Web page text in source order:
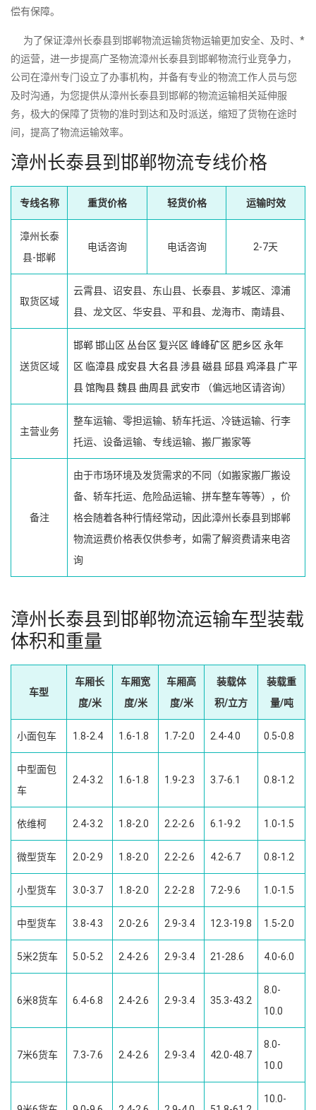
偿有保障。
为了保证漳州长泰县到邯郸物流运输货物运输更加安全、及时、*
的运营，进一步提高广圣物流漳州长泰县到邯郸物流行业竞争力，
公司在漳州专门设立了办事机构，并备有专业的物流工作人员与您
及时沟通，为您提供从漳州长泰县到邯郸的物流运输相关延伸服
务，极大的保障了货物的准时到达和及时派送，缩短了货物在途时
间，提高了物流运输效率。
漳州长泰县到邯郸物流专线价格
专线名称 重货价格 轻货价格 运输时效
漳州长泰
县-邯郸
电话咨询 电话咨询 2-7天
取货区域
云霄县、诏安县、东山县、长泰县、芗城区、漳浦
县、龙文区、华安县、平和县、龙海市、南靖县、
送货区域
邯郸邯山区 丛台区 复兴区 峰峰矿区 肥乡区 永年
区 临漳县 成安县大名县涉县磁县 邱县鸡泽县 广平
县馆陶县魏县 曲周县武安市 （偏远地区请咨询）
主营业务
整车运输、零担运输、轿车托运、冷链运输、行李
托运、设备运输、专线运输、搬厂搬家等
备注
由于市场环境及发货需求的不同（如搬家搬厂搬设
备、轿车托运、危险品运输、拼车整车等等），价
格会随着各种行情经常动，因此漳州长泰县到邯郸
物流运费价格表仅供参考，如需了解资费请来电咨
询
漳州长泰县到邯郸物流运输车型装载
体积和重量
车型
车厢长
度/米
车厢宽
度/米
车厢高
度/米
装载体
积/立方
装载重
量/吨
小面包车 1.8-2.4 1.6-1.8 1.7-2.0 2.4-4.0 0.5-0.8
中型面包
车
2.4-3.2 1.6-1.8 1.9-2.3 3.7-6.1 0.8-1.2
依维柯 2.4-3.2 1.8-2.0 2.2-2.6 6.1-9.2 1.0-1.5
微型货车 2.0-2.9 1.8-2.0 2.2-2.6 4.2-6.7 0.8-1.2
小型货车 3.0-3.7 1.8-2.0 2.2-2.8 7.2-9.6 1.0-1.5
中型货车 3.8-4.3 2.0-2.6 2.9-3.4 12.3-19.8 1.5-2.0
5米2货车 5.0-5.2 2.4-2.6 2.9-3.4 21-28.6 4.0-6.0
6米8货车 6.4-6.8 2.4-2.6 2.9-3.4 35.3-43.2
8.0-
10.0
7米6货车 7.3-7.6 2.4-2.6 2.9-3.4 42.0-48.7
8.0-
10.0
10.0-